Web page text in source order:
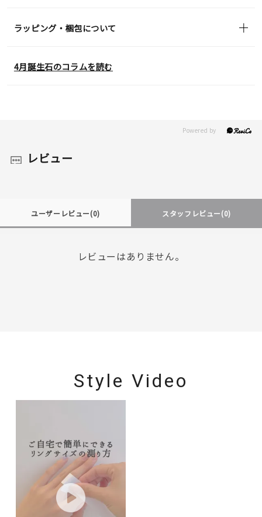
ラッピング・梱包について
4月誕生石のコラムを読む
レビュー
ユーザーレビュー(0) スタッフレビュー(0)
レビューはありません。
Style Video